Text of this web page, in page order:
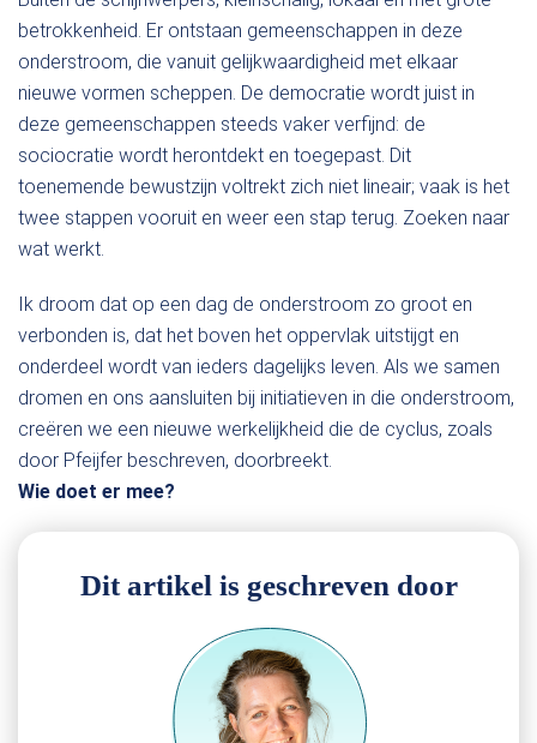
betrokkenheid. Er ontstaan gemeenschappen in deze
onderstroom, die vanuit gelijkwaardigheid met elkaar
nieuwe vormen scheppen. De democratie wordt juist in
deze gemeenschappen steeds vaker verfijnd: de
sociocratie wordt herontdekt en toegepast. Dit
toenemende bewustzijn voltrekt zich niet lineair; vaak is het
twee stappen vooruit en weer een stap terug. Zoeken naar
wat werkt.
Ik droom dat op een dag de onderstroom zo groot en
verbonden is, dat het boven het oppervlak uitstijgt en
onderdeel wordt van ieders dagelijks leven. Als we samen
dromen en ons aansluiten bij initiatieven in die onderstroom,
creëren we een nieuwe werkelijkheid die de cyclus, zoals
door Pfeijfer beschreven, doorbreekt.
Wie doet er mee?
Dit artikel is geschreven door